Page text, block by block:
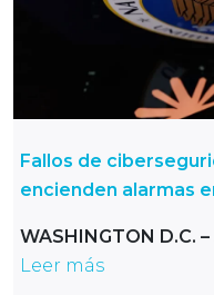
Fallos de
encienden alarmas
WASHINGTON D.C.
Leer más